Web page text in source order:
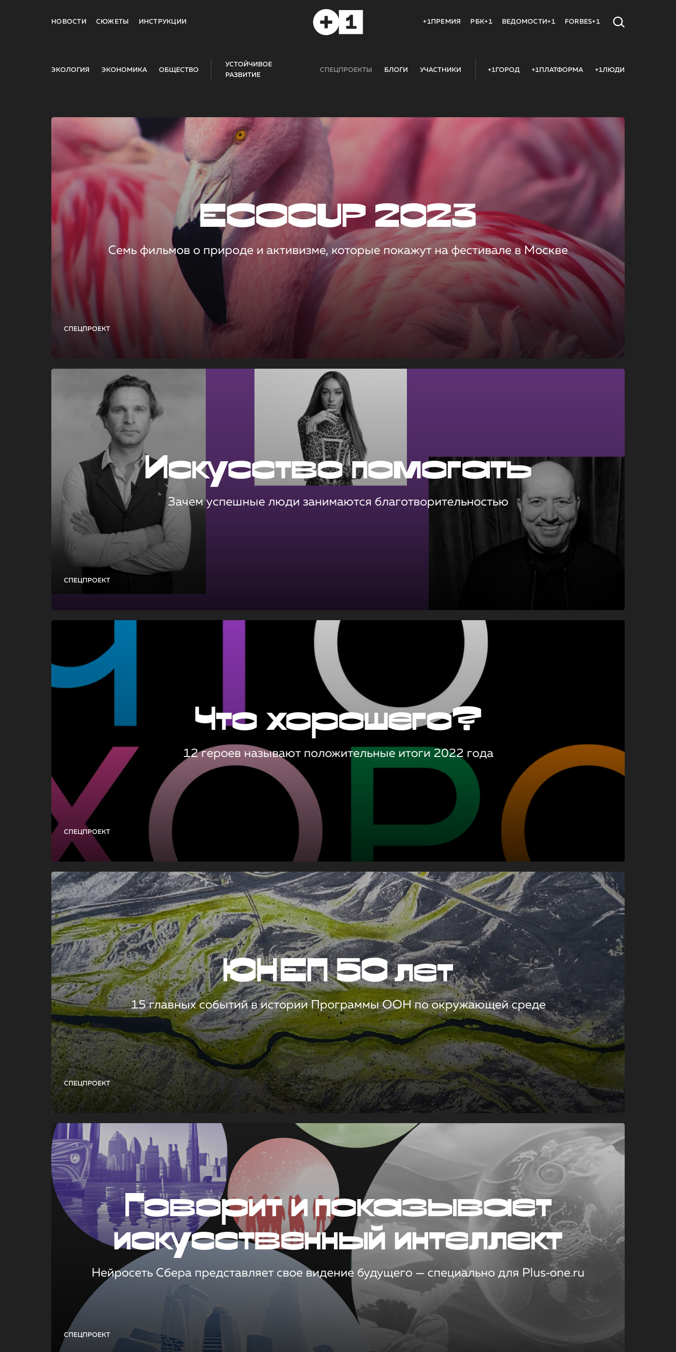
НОВОСТИ СЮЖЕТЫ ИНСТРУКЦИИ +1ПРЕМИЯ РБК+1 ВЕДОМОСТИ+1 FORBES+1
ЭКОЛОГИЯ ЭКОНОМИКА ОБЩЕСТВО
УСТОЙЧИВОЕ
РАЗВИТИЕ
СПЕЦПРОЕКТЫ БЛОГИ УЧАСТНИКИ +1ГОРОД +1ПЛАТФОРМА +1ЛЮДИ
СПЕЦПРОЕКТ
ECOCUP 2023
Семь фильмов о природе и активизме, которые покажут на фестивале в Москве
СПЕЦПРОЕКТ
Искусство помогать
Зачем успешные люди занимаются благотворительностью
СПЕЦПРОЕКТ
Что хорошего?
12 героев называют положительные итоги 2022 года
СПЕЦПРОЕКТ
ЮНЕП 50 лет
15 главных событий в истории Программы ООН по окружающей среде
СПЕЦПРОЕКТ
Говорит и показывает
искусственный интеллект
Нейросеть Сбера представляет свое видение будущего — специально для Plus‑one.ru